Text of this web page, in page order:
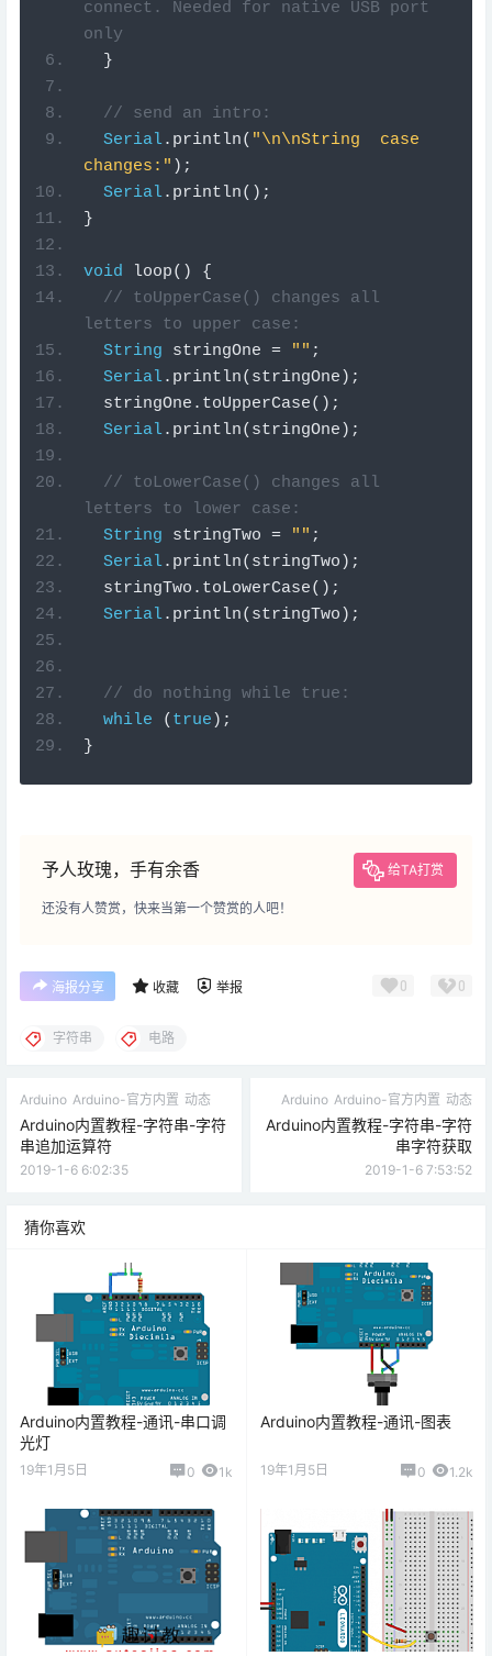
connect. Needed for native USB port
only
}
// send an intro:
Serial. println( "\n\nString  case
changes:" );
Serial. println();
}
void loop()
{
// toUpperCase() changes all
letters to upper case:
String stringOne = "" ;
Serial. println( stringOne );
  stringOne
. toUpperCase();
Serial. println( stringOne );
// toLowerCase() changes all
letters to lower case:
String stringTwo = "" ;
Serial. println( stringTwo );
  stringTwo
. toLowerCase();
Serial. println( stringTwo );
// do nothing while true:
while
( true );
}
予人玫瑰，手有余香 给TA打赏
还没有人赞赏，快来当第一个赞赏的人吧！
海报分享 收藏 举报 0 0
字符串 电路
Arduino Arduino-官方内置 动态
Arduino内置教程-字符串-字符
串追加运算符
2019-1-6 6:02:35
Arduino Arduino-官方内置 动态
Arduino内置教程-字符串-字符
串字符获取
2019-1-6 7:53:52
猜你喜欢
Arduino内置教程-通讯-串口调
光灯
19年1月5日 0 1k
Arduino内置教程-通讯-图表
19年1月5日 0 1.2k